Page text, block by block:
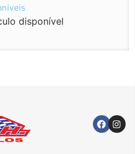
disponível